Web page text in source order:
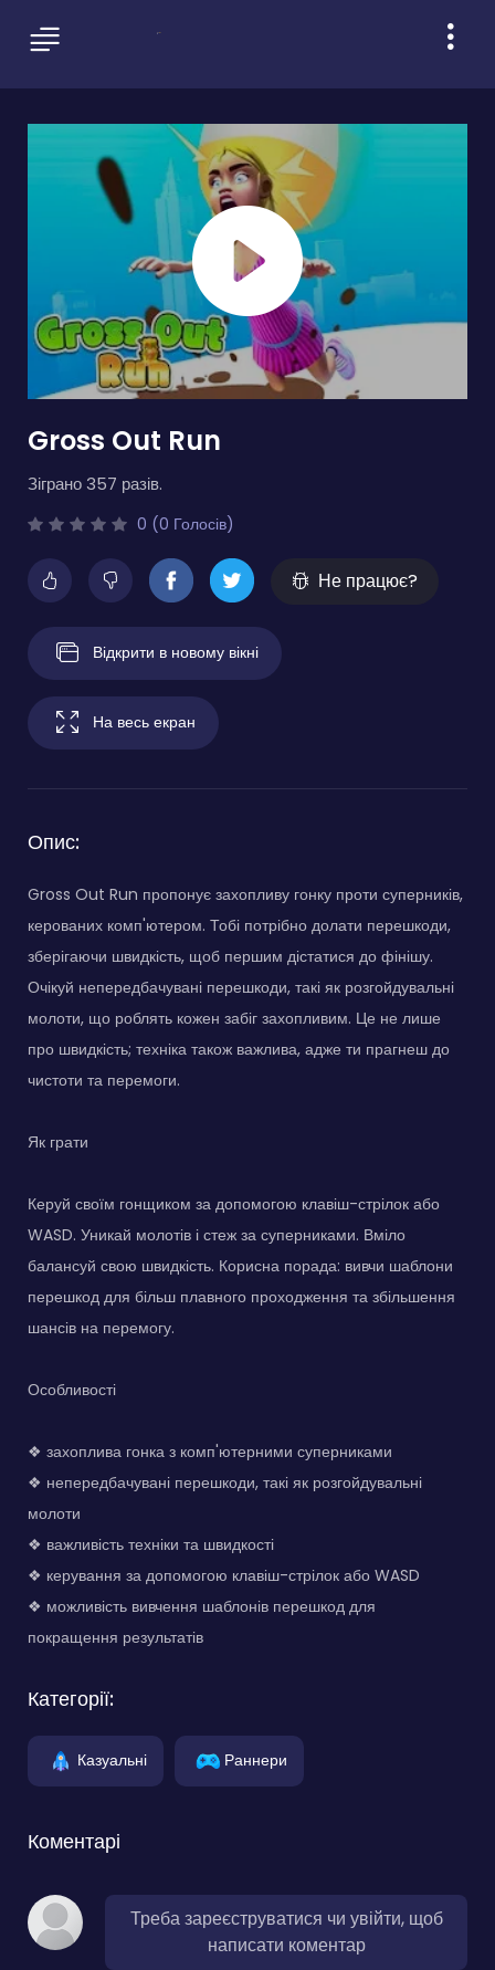
Gross Out Run
Зіграно 357 разів.
0 (0 Голосів)
Не працює?
Відкрити в новому вікні
На весь екран
Опис:
Gross Out Run пропонує захопливу гонку проти суперників,
керованих комп'ютером. Тобі потрібно долати перешкоди,
зберігаючи швидкість, щоб першим дістатися до фінішу.
Очікуй непередбачувані перешкоди, такі як розгойдувальні
молоти, що роблять кожен забіг захопливим. Це не лише
про швидкість; техніка також важлива, адже ти прагнеш до
чистоти та перемоги.
Як грати
Керуй своїм гонщиком за допомогою клавіш-стрілок або
WASD. Уникай молотів і стеж за суперниками. Вміло
балансуй свою швидкість. Корисна порада: вивчи шаблони
перешкод для більш плавного проходження та збільшення
шансів на перемогу.
Особливості
❖ захоплива гонка з комп'ютерними суперниками
❖ непередбачувані перешкоди, такі як розгойдувальні
молоти
❖ важливість техніки та швидкості
❖ керування за допомогою клавіш-стрілок або WASD
❖ можливість вивчення шаблонів перешкод для
покращення результатів
Категорії:
Казуальні Раннери
Коментарі
Треба зареєструватися чи увійти, щоб
написати коментар